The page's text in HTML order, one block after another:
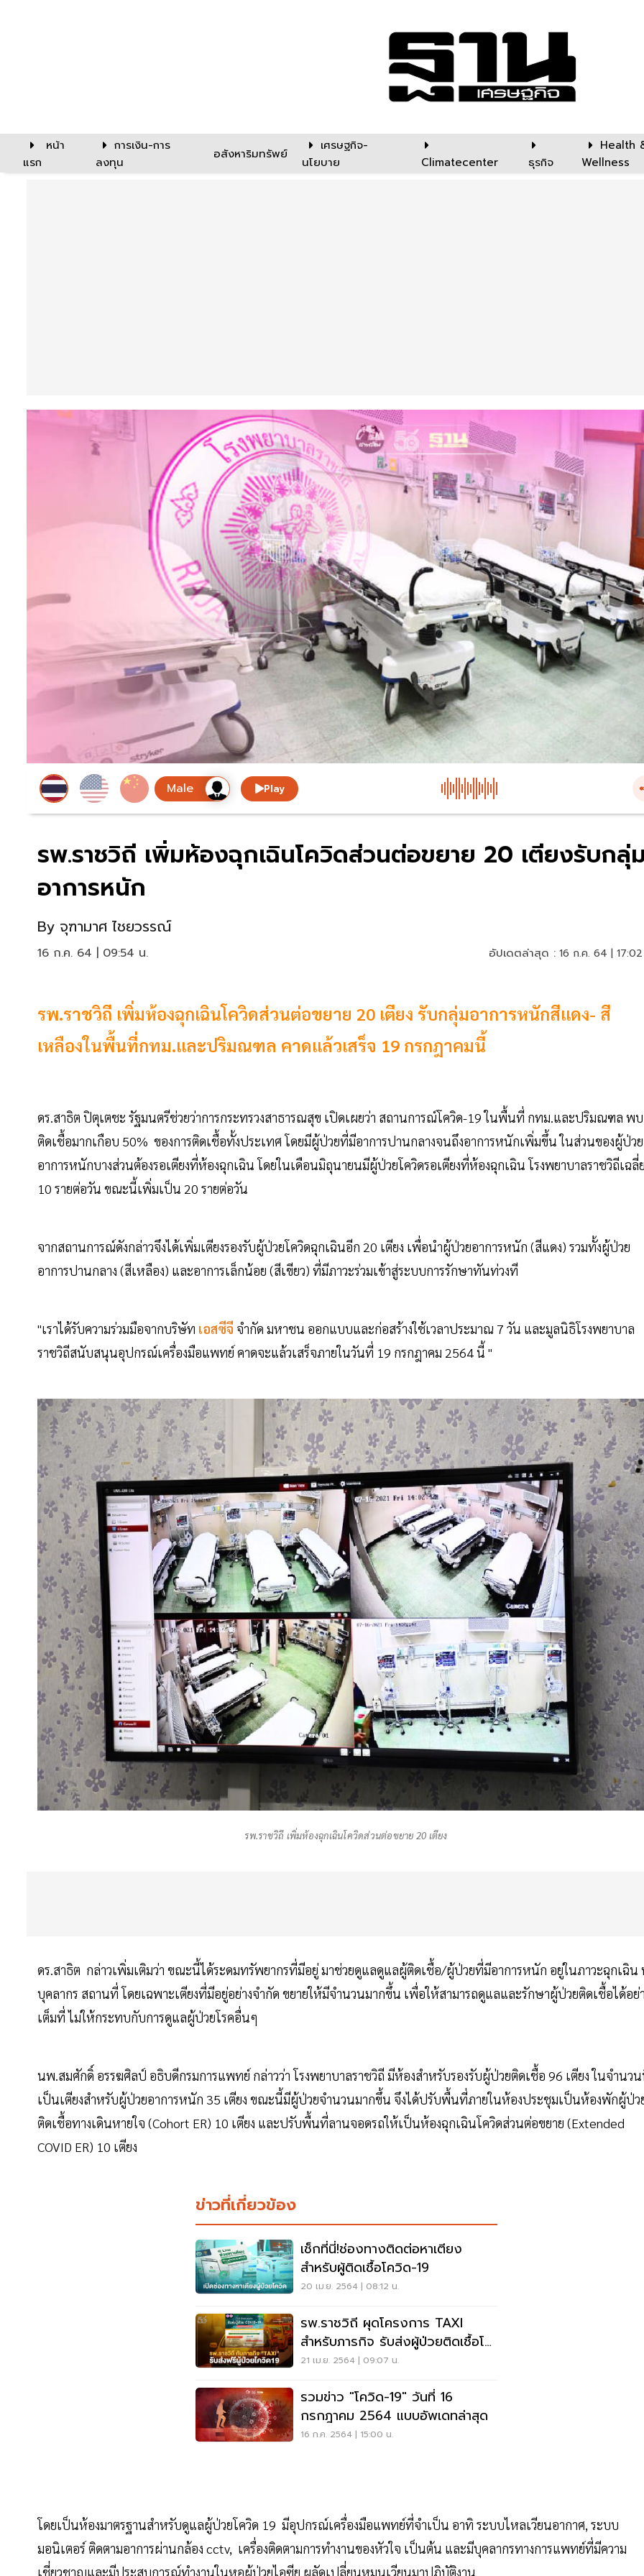
หน้า
แรก
การเงิน-การ
ลงทุน
อสังหาริมทรัพย์
เศรษฐกิจ-
นโยบาย
Climatecenter ธุรกิจ
Health
Wellness
Play
รพ.ราชวิถี เพิ่มห้องฉุกเฉินโควิดส่วนต่อขยาย 20 เตียงรับกลุ่
อาการหนัก
By จุฑามาศ ไชยวรรณ์
16 ก.ค. 64 | 09:54 น. อัปเดตล่าสุด : 16 ก.ค. 64 |
รพ.ราชวิถี เพิ่มห้องฉุกเฉินโควิดส่วนต่อขยาย 20 เตียง รับกลุ่มอาการหนักสีแดง- สี
เหลืองในพื้นที่กทม.และปริมณฑล คาดแล้วเสร็จ 19 กรกฎาคมนี้
ดร.สาธิต ปิตุเตชะ รัฐมนตรีช่วยว่าการกระทรวงสาธารณสุข เปิดเผยว่า สถานการณ์โควิด-19 ในพื้นที่ กทม.และปริมณฑล พ
ติดเชื้อมากเกือบ 50% ของการติดเชื้อทั้งประเทศ โดยมีผู้ป่วยที่มีอาการปานกลางจนถึงอาการหนักเพิ่มขึ้น ในส่วนของผู้ป่วย
อาการหนักบางส่วนต้องรอเตียงที่ห้องฉุกเฉิน โดยในเดือนมิถุนายนมีผู้ป่วยโควิดรอเตียงที่ห้องฉุกเฉิน โรงพยาบาลราชวิถีเฉลี่
10 รายต่อวัน ขณะนี้เพิ่มเป็น 20 รายต่อวัน
จากสถานการณ์ดังกล่าวจึงได้เพิ่มเตียงรองรับผู้ป่วยโควิดฉุกเฉินอีก 20 เตียง เพื่อนำผู้ป่วยอาการหนัก (สีแดง) รวมทั้งผู้ป่วย
อาการปานกลาง (สีเหลือง) และอาการเล็กน้อย (สีเขียว) ที่มีภาวะร่วมเข้าสู่ระบบการรักษาทันท่วงที
"เราได้รับความร่วมมือจากบริษัท เอสซีจี จำกัด มหาชน ออกแบบและก่อสร้างใช้เวลาประมาณ 7 วัน และมูลนิธิโรงพยาบาล
ราชวิถีสนับสนุนอุปกรณ์เครื่องมือแพทย์ คาดจะแล้วเสร็จภายในวันที่ 19 กรกฎาคม 2564 นี้ "
รพ.ราชวิถี เพิ่มห้องฉุกเฉินโควิดส่วนต่อขยาย 20 เตียง
ดร.สาธิต กล่าวเพิ่มเติมว่า ขณะนี้ได้ระดมทรัพยากรที่มีอยู่ มาช่วยดูแลดูแลผู้ติดเชื้อ/ผู้ป่วยที่มีอาการหนัก อยู่ในภาวะฉุกเฉิน
บุคลากร สถานที่ โดยเฉพาะเตียงที่มีอยู่อย่างจำกัด ขยายให้มีจำนวนมากขึ้น เพื่อให้สามารถดูแลและรักษาผู้ป่วยติดเชื้อได้อย่
เต็มที่ ไม่ให้กระทบกับการดูแลผู้ป่วยโรคอื่นๆ
นพ.สมศักดิ์ อรรฆศิลป์ อธิบดีกรมการแพทย์ กล่าวว่า โรงพยาบาลราชวิถี มีห้องสำหรับรองรับผู้ป่วยติดเชื้อ 96 เตียง ในจำนว
เป็นเตียงสำหรับผู้ป่วยอาการหนัก 35 เตียง ขณะนี้มีผู้ป่วยจำนวนมากขึ้น จึงได้ปรับพื้นที่ภายในห้องประชุมเป็นห้องพักผู้ป่ว
ติดเชื้อทางเดินหายใจ (Cohort ER) 10 เตียง และปรับพื้นที่ลานจอดรถให้เป็นห้องฉุกเฉินโควิดส่วนต่อขยาย (Extended
COVID ER) 10 เตียง
ข่าวที่เกี่ยวข้อง
เช็กที่นี่!ช่องทางติดต่อหาเตียง
สำหรับผู้ติดเชื้อโควิด-19
20 เม.ย. 2564 | 08:12 น.
รพ.ราชวิถี ผุดโครงการ TAXI
สำหรับภารกิจ รับส่งผู้ป่วยติดเชื้อโค
วิด19
21 เม.ย. 2564 | 09:07 น.
รวมข่าว "โควิด-19" วันที่ 16
กรกฎาคม 2564 แบบอัพเดทล่าสุด
16 ก.ค. 2564 | 15:00 น.
โดยเป็นห้องมาตรฐานสำหรับดูแลผู้ป่วยโควิด 19 มีอุปกรณ์เครื่องมือแพทย์ที่จำเป็น อาทิ ระบบไหลเวียนอากาศ, ระบบ
มอนิเตอร์ ติดตามอาการผ่านกล้อง cctv, เครื่องติดตามการทำงานของหัวใจ เป็นต้น และมีบุคลากรทางการแพทย์ที่มีความ
เชี่ยวชาญและมีประสบการณ์ทำงานในหอผู้ป่วยไอซียู ผลัดเปลี่ยนหมุนเวียนมาปฏิบัติงาน